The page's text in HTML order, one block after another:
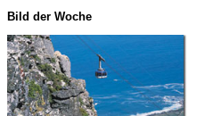
Bild der Woche